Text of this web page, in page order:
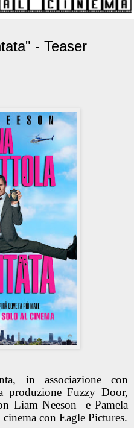
- Teaser
in associazione con
produzione Fuzzy Door,
Liam Neeson
e Pamela
con Eagle Pictures.